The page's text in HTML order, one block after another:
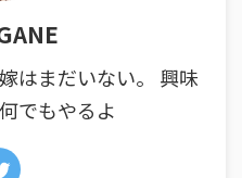
はまだいない。 興味
でもやるよ